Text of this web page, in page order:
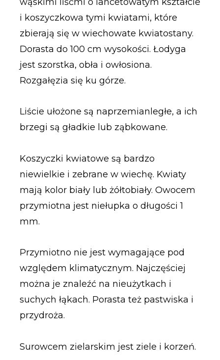
i koszyczkowa tymi kwiatami, które
zbierają się w wiechowate kwiatostany.
Dorasta do 100 cm wysokości. Łodyga
jest szorstka, obła i owłosiona.
Rozgałęzia się ku górze.
Liście ułożone są naprzemianległe, a ich
brzegi są gładkie lub ząbkowane.
Koszyczki kwiatowe są bardzo
niewielkie i zebrane w wiechę. Kwiaty
mają kolor biały lub żółtobiały. Owocem
przymiotna jest niełupka o długości 1
mm.
Przymiotno nie jest wymagające pod
względem klimatycznym. Najczęściej
można je znaleźć na nieużytkach i
suchych łąkach. Porasta też pastwiska i
przydroża.
Surowcem zielarskim jest ziele i korzeń.